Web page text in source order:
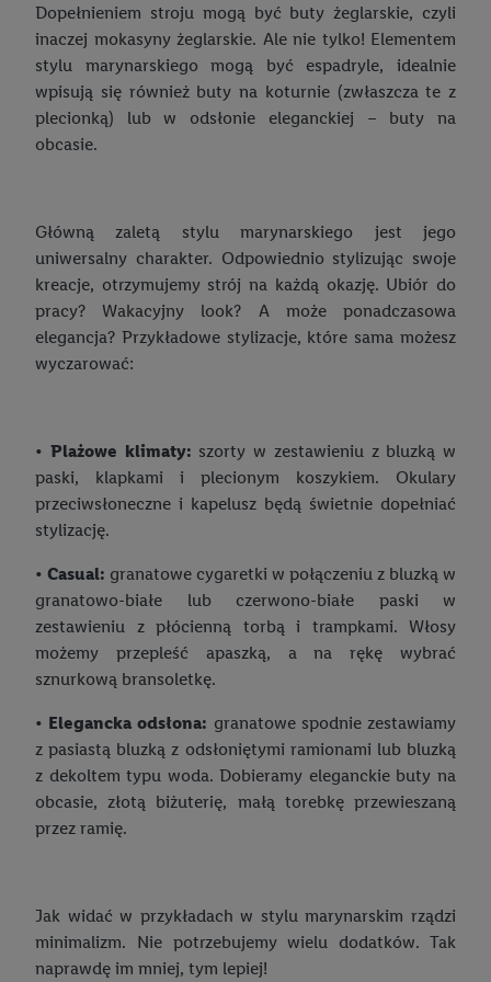
Drugie śniadanie do szkoły – co warto o nim wiedzieć?
Ubranie do szkoły – jaki strój jest odpowiedni?
Strój na WF – jak wybrać najlepszy zestaw do ćwiczeń?
zachęcają do nauki
Obudź w swoim dziecku małego artystę, czyli jak wspierać
kreatywność maluchów
Kącik do nauki dla dziecka. Jak go praktycznie urządzić?
Ozdoby świąteczne do twojego domu – zainspiruj się!
Ozdoby świąteczne na zewnątrz – co wybrać?
Postanowienia noworoczne
Dopełnieniem stroju mogą być buty żeglarskie, czyli
inaczej mokasyny żeglarskie. Ale nie tylko! Elementem
stylu marynarskiego mogą być espadryle, idealnie
wpisują się również buty na koturnie (zwłaszcza te z
plecionką) lub w odsłonie eleganckiej – buty na
obcasie.
Główną zaletą stylu marynarskiego jest jego
uniwersalny charakter. Odpowiednio stylizując swoje
kreacje, otrzymujemy strój na każdą okazję. Ubiór do
pracy? Wakacyjny look? A może ponadczasowa
elegancja? Przykładowe stylizacje, które sama możesz
wyczarować:
• Plażowe klimaty: szorty w zestawieniu z bluzką w
paski, klapkami i plecionym koszykiem. Okulary
przeciwsłoneczne i kapelusz będą świetnie dopełniać
stylizację.
• Casual: granatowe cygaretki w połączeniu z bluzką w
granatowo-białe lub czerwono-białe paski w
zestawieniu z płócienną torbą i trampkami. Włosy
możemy przepleść apaszką, a na rękę wybrać
sznurkową bransoletkę.
• Elegancka odsłona: granatowe spodnie zestawiamy
z pasiastą bluzką z odsłoniętymi ramionami lub bluzką
z dekoltem typu woda. Dobieramy eleganckie buty na
obcasie, złotą biżuterię, małą torebkę przewieszaną
przez ramię.
Jak widać w przykładach w stylu marynarskim rządzi
minimalizm. Nie potrzebujemy wielu dodatków. Tak
naprawdę im mniej, tym lepiej!